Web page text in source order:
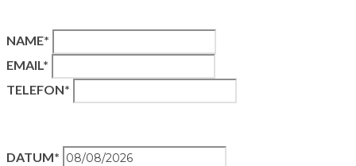
NAME*
EMAIL*
TELEFON*
DATUM*